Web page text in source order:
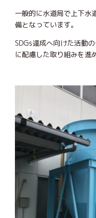
一般的に水道局で上下水
備となっています。
SDGs達成へ向けた活動
に配慮した取り組みを進